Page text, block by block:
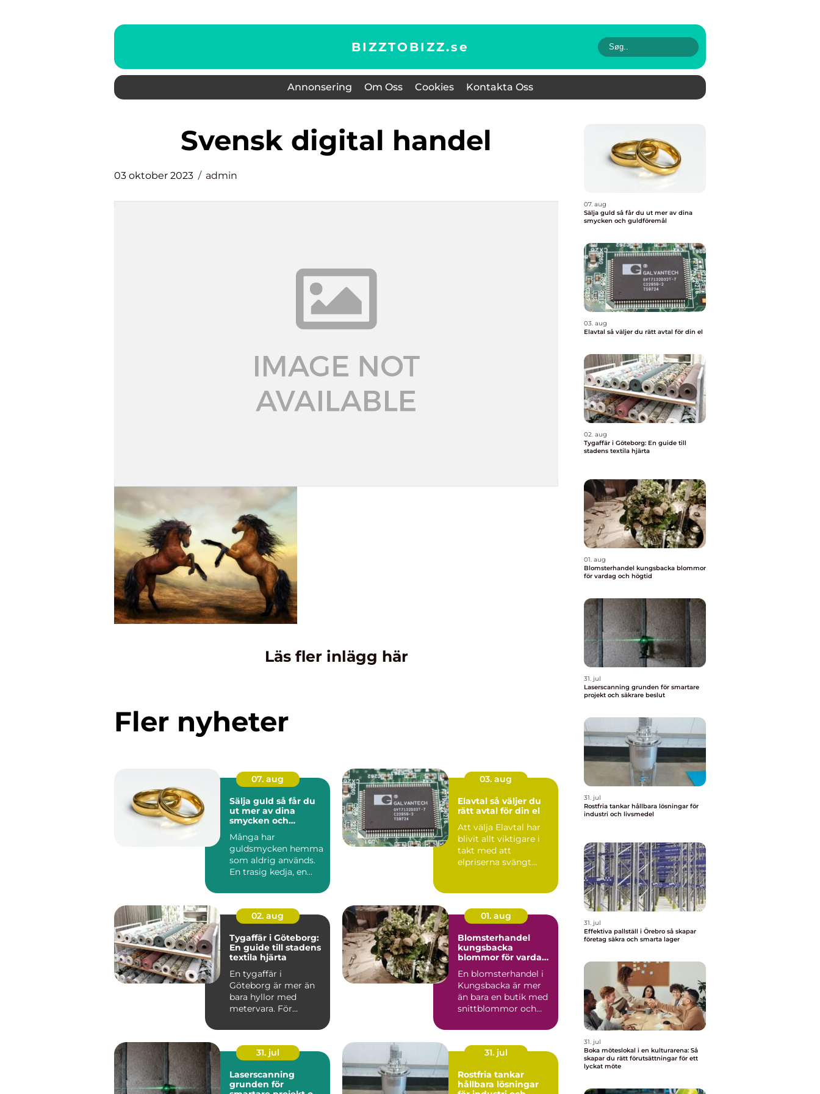
BIZZTOBIZZ.se
Annonsering Om Oss Cookies Kontakta Oss
svensk digital handel
03 oktober 2023 admin
Läs fler inlägg här
Fler nyheter
07. aug
Sälja guld så får du
ut mer av dina
smycken och
Många har
guldsmycken hemma
som aldrig används.
En trasig kedja, en
en gammal vi...
03. aug
Elavtal så väljer du
rätt avtal för din el
Att välja Elavtal har
blivit allt viktigare i
takt med att
elpriserna svängt
02. aug
Tygaffär i Göteborg:
En guide till stadens
textila hjärta
En tygaffär i
Göteborg är mer än
bara hyllor med
metervara. För
01. aug
Blomsterhandel
kungsbacka
blommor för vardag
En blomsterhandel i
Kungsbacka är mer
än bara en butik med
snittblommor och
många bl...
31. jul
Laserscanning
grunden för
31. jul
Rostfria tankar
hållbara lösningar
07. aug
Sälja guld så får du ut mer av dina
smycken och guldföremål
03. aug
Elavtal så väljer du rätt avtal för din el
02. aug
Tygaffär i Göteborg: En guide till
stadens textila hjärta
01. aug
Blomsterhandel kungsbacka blommor
för vardag och högtid
31. jul
Laserscanning grunden för smartare
projekt och säkrare beslut
31. jul
Rostfria tankar hållbara lösningar för
industri och livsmedel
31. jul
Effektiva pallställ i Örebro så skapar
företag säkra och smarta lager
31. jul
Boka möteslokal i en kulturarena: Så
skapar du rätt förutsättningar för ett
lyckat möte